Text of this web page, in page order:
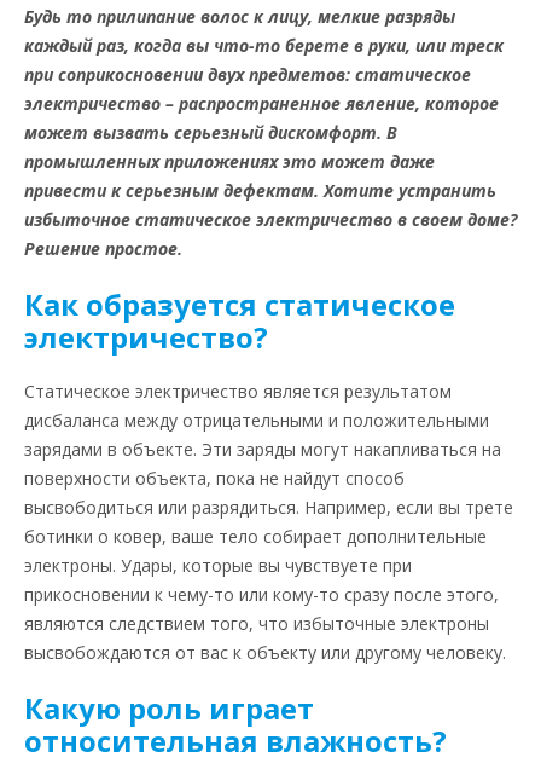
Будь то прилипание волос к лицу, мелкие разряды
каждый раз, когда вы что-то берете в руки, или треск
при соприкосновении двух предметов: статическое
электричество – распространенное явление, которое
может вызвать серьезный дискомфорт. В
промышленных приложениях это может даже
привести к серьезным дефектам. Хотите устранить
избыточное статическое электричество в своем доме?
Решение простое.
Как образуется статическое
электричество?
Статическое электричество является результатом
дисбаланса между отрицательными и положительными
зарядами в объекте. Эти заряды могут накапливаться на
поверхности объекта, пока не найдут способ
высвободиться или разрядиться. Например, если вы трете
ботинки о ковер, ваше тело собирает дополнительные
электроны. Удары, которые вы чувствуете при
прикосновении к чему-то или кому-то сразу после этого,
являются следствием того, что избыточные электроны
высвобождаются от вас к объекту или другому человеку.
Какую роль играет
относительная влажность?